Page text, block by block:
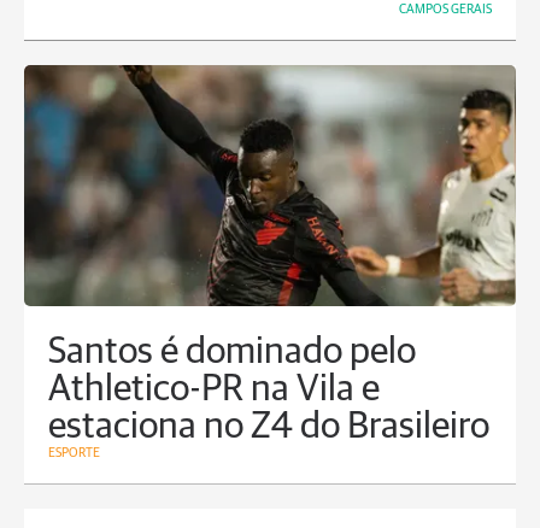
CAMPOS GERAIS
Santos é dominado pelo
Athletico-PR na Vila e
estaciona no Z4 do Brasileiro
ESPORTE